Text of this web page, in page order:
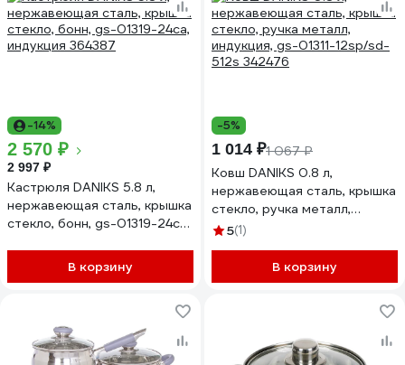
-14%
2 570 ₽
2 997 ₽
Кастрюля DANIKS 5.8 л,
нержавеющая сталь, крышка
стекло, бонн, gs-01319-24ca,
В корзину
-5%
1 014 ₽1 067 ₽
Ковш DANIKS 0.8 л,
нержавеющая сталь, крышка
стекло, ручка металл,
индукция, gs-01311-12sp/sd-
5(1)
В корзину